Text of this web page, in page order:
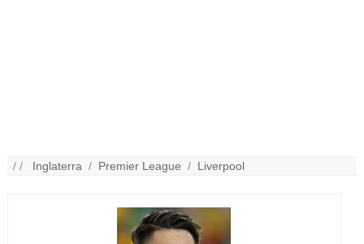
/ / Inglaterra / Premier League / Liverpool